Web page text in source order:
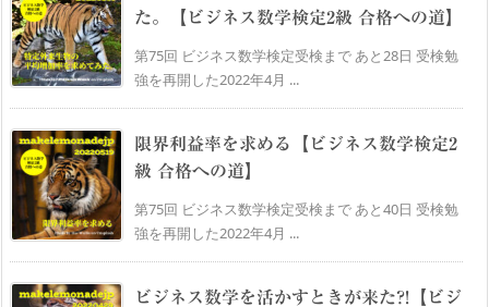
た。【ビジネス数学検定2級 合格への道】
第75回 ビジネス数学検定受検まで あと28日 受検勉
強を再開した2022年4月 ...
限界利益率を求める【ビジネス数学検定2
級 合格への道】
第75回 ビジネス数学検定受検まで あと40日 受検勉
強を再開した2022年4月 ...
ビジネス数学を活かすときが来た?!【ビジ